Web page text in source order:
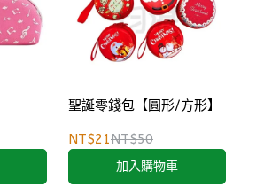
聖誕零錢包【圓形/方形】
NT$21NT$50
加入購物車